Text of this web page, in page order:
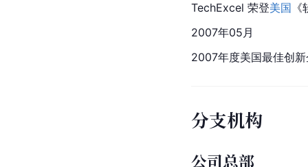
TechExcel 荣登美国
2007年05月
2007年度美国最佳创
分支机构
公司总部